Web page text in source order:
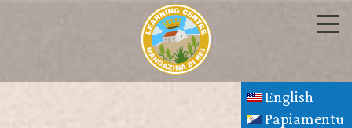
English
Papiamentu